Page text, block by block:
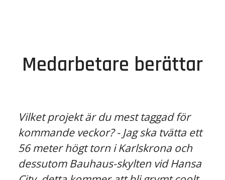
Medarbetare berättar
Vilket projekt är du mest taggad för
kommande veckor? - Jag ska tvätta ett
56 meter högt torn i Karlskrona och
dessutom Bauhaus-skylten vid Hansa